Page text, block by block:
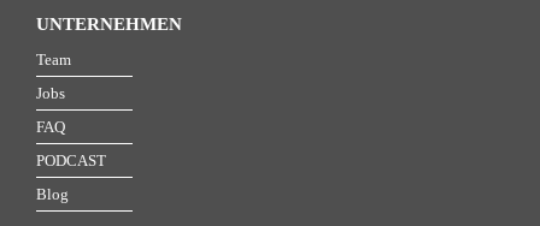
UNTERNEHMEN
Team
Jobs
FAQ
PODCAST
Blog